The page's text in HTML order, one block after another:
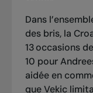
Dans
des bris, la
13 occasions
10 pour
aidée en
que Vekic